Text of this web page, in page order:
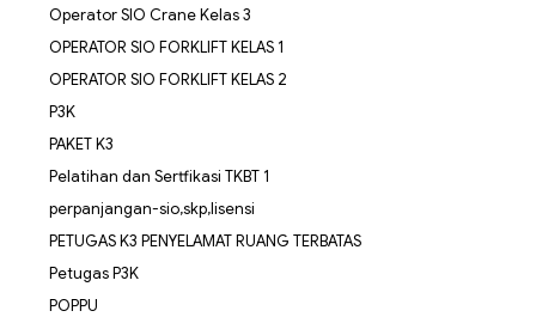
Operator SIO Crane Kelas 3
OPERATOR SIO FORKLIFT KELAS 1
OPERATOR SIO FORKLIFT KELAS 2
P3K
PAKET K3
Pelatihan dan Sertfikasi TKBT 1
perpanjangan-sio,skp,lisensi
PETUGAS K3 PENYELAMAT RUANG TERBATAS
Petugas P3K
POPPU